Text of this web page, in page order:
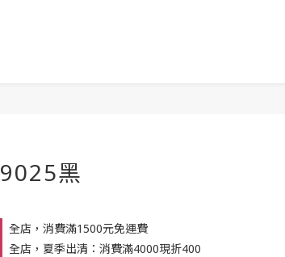
9025黑
全店，消費滿1500元免運費
全店，夏季出清：消費滿4000現折400